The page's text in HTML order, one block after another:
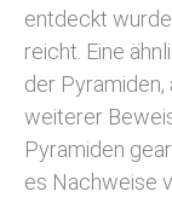
entdeckt
reicht. Eine
der Pyramiden,
weiterer
Pyramiden
es Nachweise